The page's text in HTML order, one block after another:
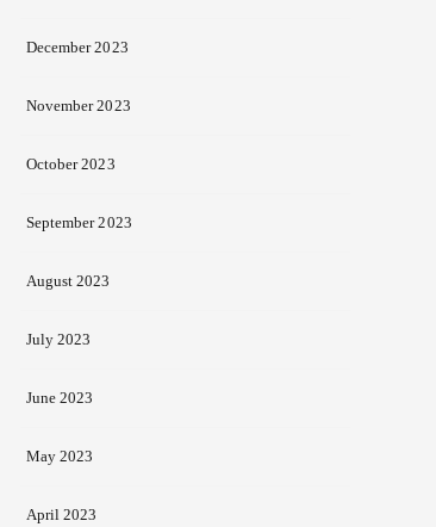
December 2023
November 2023
October 2023
September 2023
August 2023
July 2023
June 2023
May 2023
April 2023